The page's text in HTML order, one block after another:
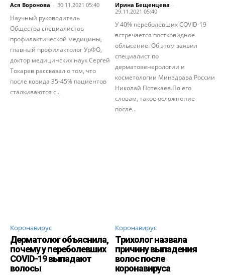
Ася Воронова - 30.11.2021 05:40
Научный руководитель
Общества специалистов
профилактической медицины,
главный профилактолог УрФО,
доктор медицинских наук Сергей
Токарев рассказал о том, что
после ковида 35-45% пациентов
сталкиваются с...
Ирина Бещенцева -
29.11.2021 05:40
У 40% переболевших COVID-19
встречается постковидное
облысение. Об этом заявил
специалист по
дерматовенерологии и
косметологии Минздрава России
Николай Потекаев.По его
словам, такое осложнение
после...
Коронавирус
Дерматолог объяснила,
почему у переболевших
COVID-19 выпадают
волосы
Коронавирус
Трихолог назвала
причину выпадения
волос после
коронавируса